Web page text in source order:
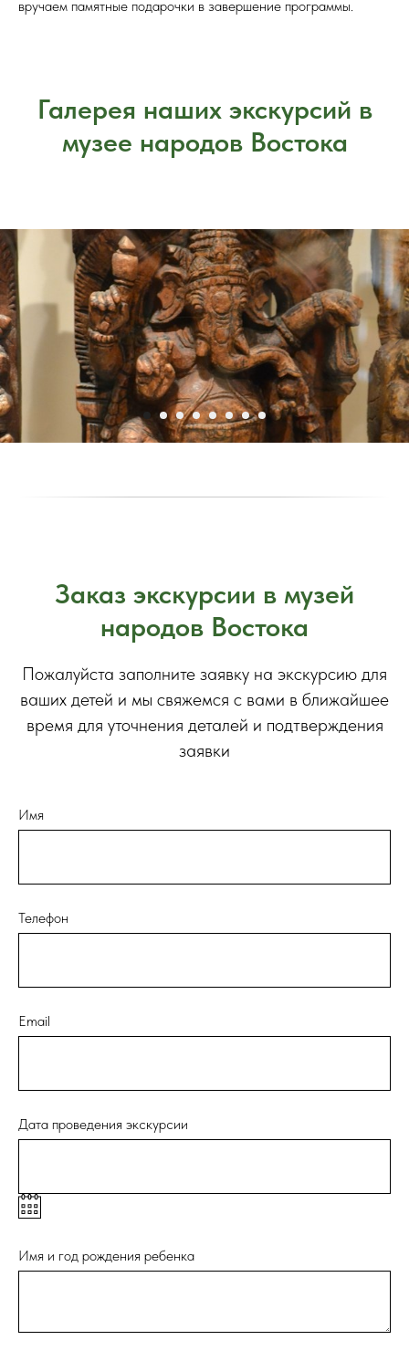
вручаем памятные подарочки в завершение программы.
Галерея наших экскурсий в
музее народов Востока
Заказ экскурсии в музей
народов Востока
Пожалуйста заполните заявку на экскурсию для
ваших детей и мы свяжемся с вами в ближайшее
время для уточнения деталей и подтверждения
заявки
Имя
Телефон
Email
Дата проведения экскурсии
Имя и год рождения ребенка